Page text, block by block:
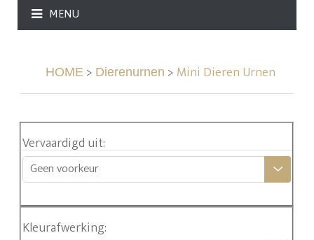
MENU
HOME> Dierenurnen > Mini Dieren Urnen
Vervaardigd uit:
Geen voorkeur
Kleurafwerking: